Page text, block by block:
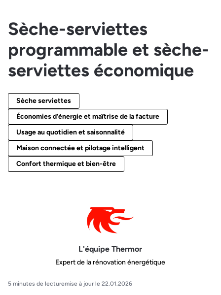
Sèche-serviettes
programmable et sèche-
serviettes économique
Sèche serviettes
Économies d'énergie et maîtrise de la facture
Usage au quotidien et saisonnalité
Maison connectée et pilotage intelligent
Confort thermique et bien-être
L'équipe Thermor
Expert de la rénovation énergétique
5 minutes de lecturemise à jour le 22.01.2026